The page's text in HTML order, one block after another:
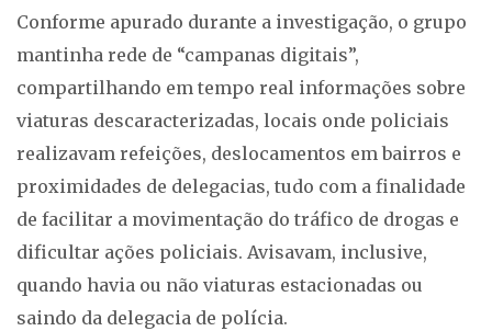
Conforme apurado durante a investigação, o grupo
mantinha rede de “campanas digitais”,
compartilhando em tempo real informações sobre
viaturas descaracterizadas, locais onde policiais
realizavam refeições, deslocamentos em bairros e
proximidades de delegacias, tudo com a finalidade
de facilitar a movimentação do tráfico de drogas e
dificultar ações policiais. Avisavam, inclusive,
quando havia ou não viaturas estacionadas ou
saindo da delegacia de polícia.